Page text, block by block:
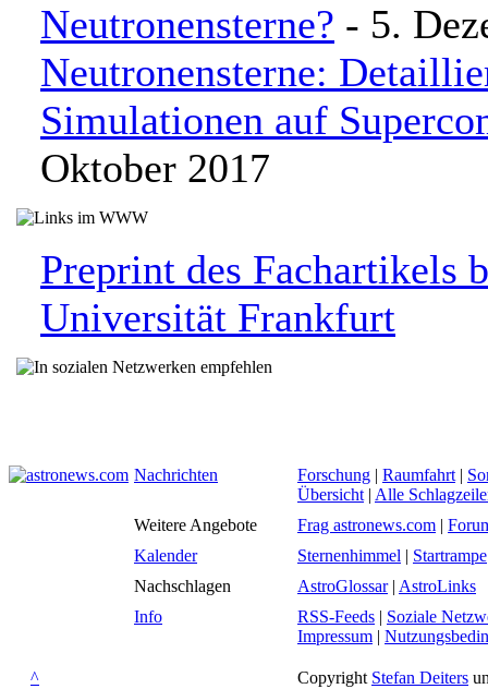
Neutronensterne? - 5.
Neutronensterne:
Simulationen auf
Oktober 2017
Preprint des Fachartikels
Universität Frankfurt
Nachrichten Forschung | Raumfahrt |
Übersicht | Alle
Weitere Angebote
Frag astronews.com |
Kalender
Sternenhimmel | Startrampe
Nachschlagen
AstroGlossar| AstroLinks
Info
RSS-Feeds | Soziale
Impressum |
^ Copyright Stefan Deiters